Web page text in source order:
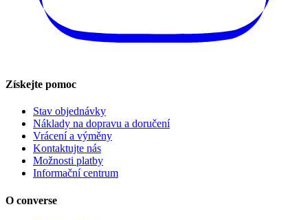
Získejte pomoc
Stav objednávky
Náklady na dopravu a doručení
Vrácení a výměny
Kontaktujte nás
Možnosti platby
Informační centrum
O converse